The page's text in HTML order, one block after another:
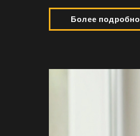
Более подробно